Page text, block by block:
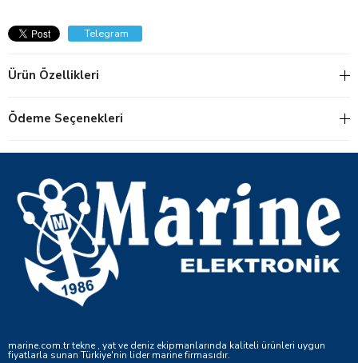
Telegram
Ürün Özellikleri
Ödeme Seçenekleri
marine.com.tr tekne , yat ve deniz ekipmanlarında kaliteli ürünleri uygun
fiyatlarla sunan Türkiye'nin lider marine firmasıdır.